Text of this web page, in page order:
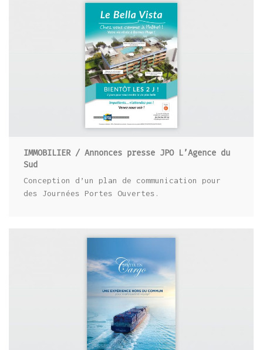
IMMOBILIER / ANNONCES PRESSE JPO
L’AGENCE DU SUD
IMMOBILIER / Annonces presse JPO L’Agence du
Sud
Conception d’un plan de communication pour
des Journées Portes Ouvertes.
MARITIME / BROCHURE CMA CGM